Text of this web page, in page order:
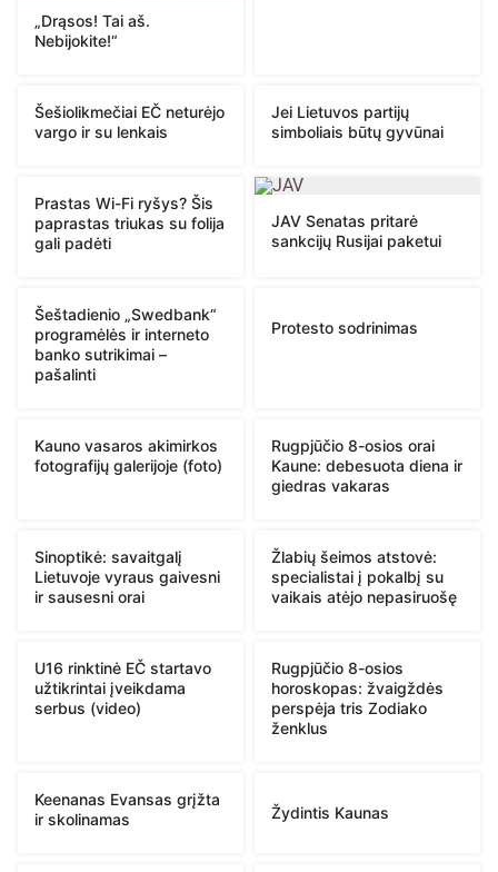
„Drąsos! Tai aš.
Nebijokite!“
Šešiolikmečiai EČ neturėjo
vargo ir su lenkais
Jei Lietuvos partijų
simboliais būtų gyvūnai
Prastas Wi-Fi ryšys? Šis
paprastas triukas su folija
gali padėti
JAV Senatas pritarė
sankcijų Rusijai paketui
Šeštadienio „Swedbank“
programėlės ir interneto
banko sutrikimai –
pašalinti
Protesto sodrinimas
Kauno vasaros akimirkos
fotografijų galerijoje (foto)
Rugpjūčio 8-osios orai
Kaune: debesuota diena ir
giedras vakaras
Sinoptikė: savaitgalį
Lietuvoje vyraus gaivesni
ir sausesni orai
Žlabių šeimos atstovė:
specialistai į pokalbį su
vaikais atėjo nepasiruošę
U16 rinktinė EČ startavo
užtikrintai įveikdama
serbus (video)
Rugpjūčio 8-osios
horoskopas: žvaigždės
perspėja tris Zodiako
ženklus
Keenanas Evansas grįžta
ir skolinamas
Žydintis Kaunas